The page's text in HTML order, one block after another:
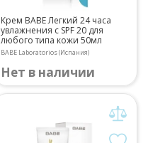
Крем BABE Легкий 24 часа
увлажнения с SPF 20 для
любого типа кожи 50мл
BABE Laboratorios (Испания)
Нет в наличии